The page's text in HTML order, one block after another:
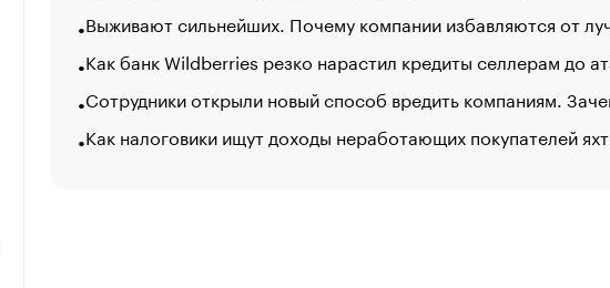
Выживают сильнейших. Почему компании избавляются от
Как банк Wildberries резко нарастил кредиты селлерам до
Сотрудники открыли новый способ вредить компаниям.
Как налоговики ищут доходы неработающих покупателей